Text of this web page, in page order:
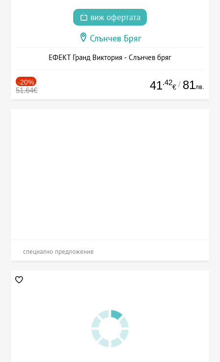
виж офертата
Слънчев Бряг
ЕФЕКТ Гранд Виктория - Слънчев бряг
-20%
51.64€ 41.42
€ / 81лв.
специално предложение